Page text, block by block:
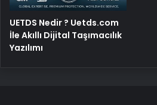
UETDS Nedir ? Uetds.com
İle Akıllı Dijital Taşımacılık
Yazılımı